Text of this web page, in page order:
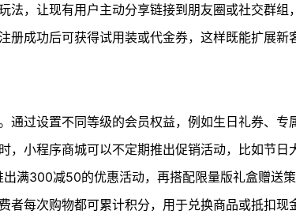
法，让现有用户主动分享链接到朋友圈或社交群组
成功后可获得试用装或代金券，这样既能扩展新
通过设置不同等级的会员权益，例如生日礼券、专
，小程序商城可以不定期推出促销活动，比如节日
满300减50的优惠活动，再搭配限量版礼盒赠送策
者每次购物都可累计积分，用于兑换商品或抵扣现